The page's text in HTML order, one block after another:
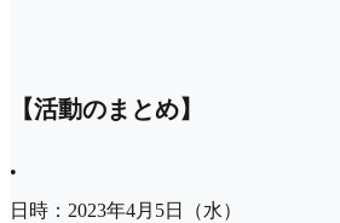
【活動のまとめ】
•
日時：2023年4月5日（水）